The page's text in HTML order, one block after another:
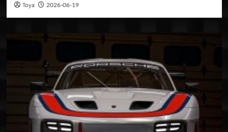
Toya 2026-06-19